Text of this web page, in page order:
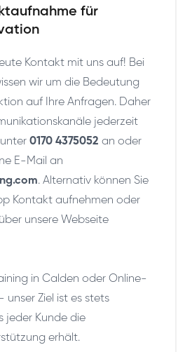
für
Kontakt mit uns auf! Bei
wir um die Bedeutung
auf Ihre Anfragen. Daher
jederzeit
0170 4375052 an oder
E-Mail an
. Alternativ können Sie
Kontakt aufnehmen oder
unsere Webseite
in Calden oder Online-
Ziel ist es stets
jeder Kunde die
erhält.